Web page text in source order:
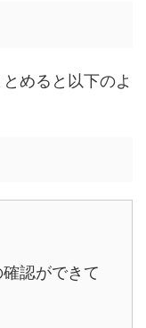
めると以下のよ
認ができて